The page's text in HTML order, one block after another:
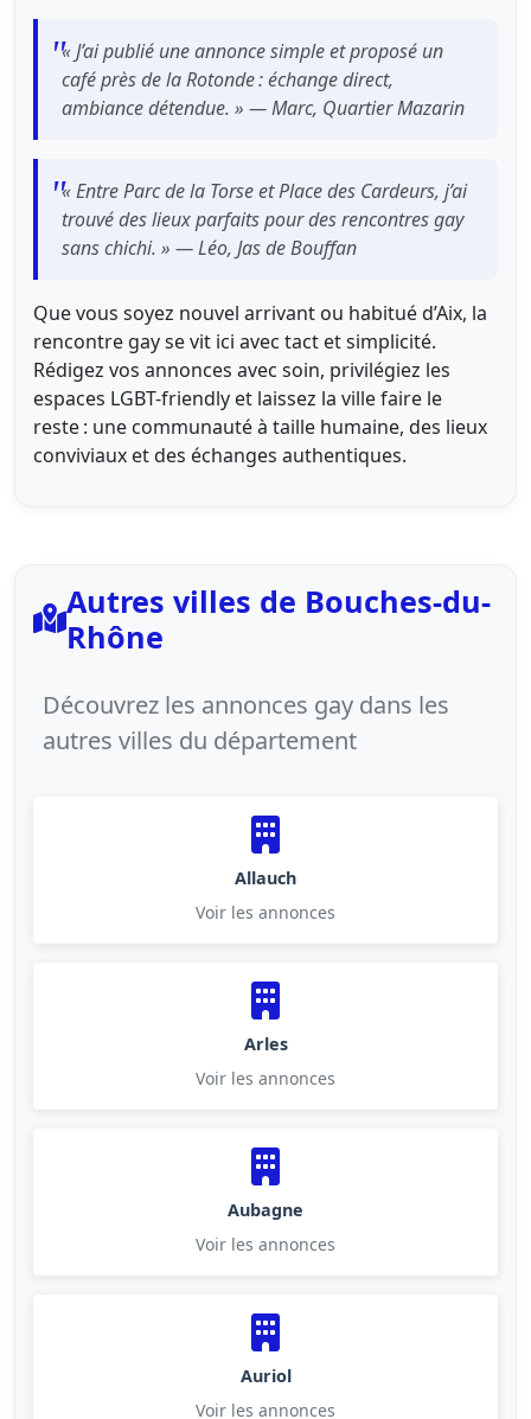
« J’ai publié une annonce simple et proposé un
café près de la Rotonde : échange direct,
ambiance détendue. » — Marc, Quartier Mazarin
« Entre Parc de la Torse et Place des Cardeurs, j’ai
trouvé des lieux parfaits pour des rencontres gay
sans chichi. » — Léo, Jas de Bouffan
Que vous soyez nouvel arrivant ou habitué d’Aix, la
rencontre gay se vit ici avec tact et simplicité.
Rédigez vos annonces avec soin, privilégiez les
espaces LGBT-friendly et laissez la ville faire le
reste : une communauté à taille humaine, des lieux
conviviaux et des échanges authentiques.
Autres villes de Bouches-du-
Rhône
Découvrez les annonces gay dans les
autres villes du département
Allauch
Voir les annonces
Arles
Voir les annonces
Aubagne
Voir les annonces
Auriol
Voir les annonces